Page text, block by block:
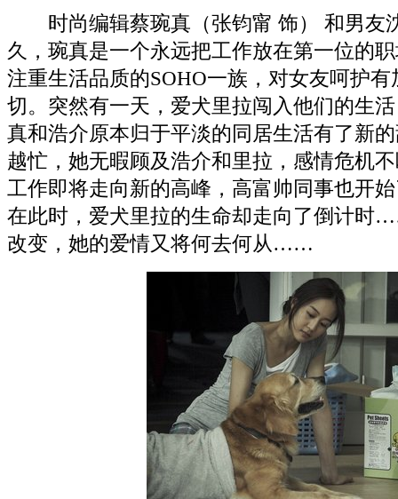
时尚编辑蔡琬真（张钧甯 饰） 和男友
久，琬真是一个永远把工作放在第一位的
注重生活品质的SOHO一族，对女友呵护
切。突然有一天，爱犬里拉闯入他们的生
真和浩介原本归于平淡的同居生活有了新
越忙，她无暇顾及浩介和里拉，感情危机
工作即将走向新的高峰，高富帅同事也开
在此时，爱犬里拉的生命却走向了倒计时
改变，她的爱情又将何去何从……